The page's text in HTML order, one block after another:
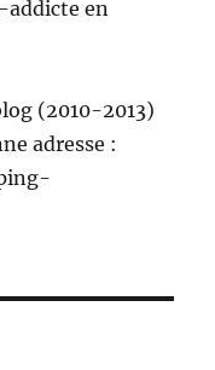
en
(2010-2013)
adresse :